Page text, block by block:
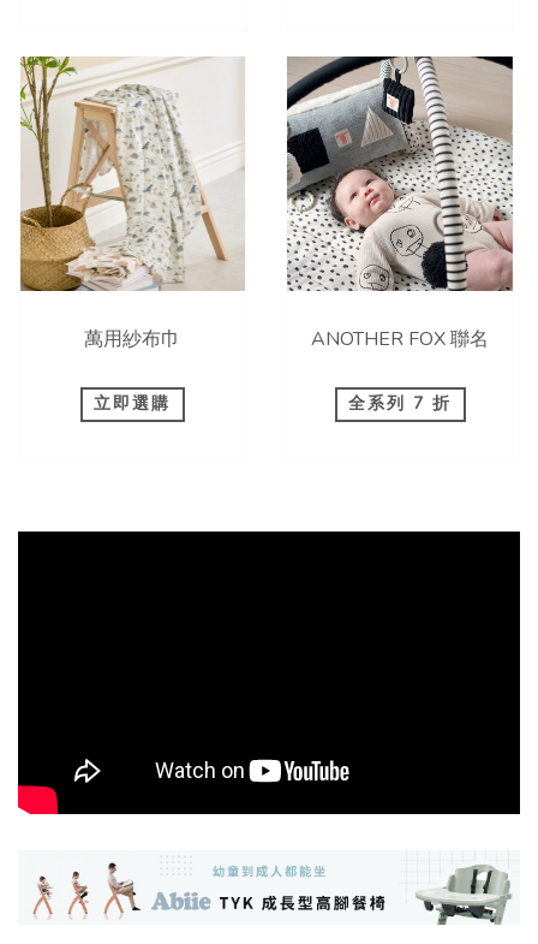
萬用紗布巾
立即選購
ANOTHER FOX 聯名
全系列 7 折